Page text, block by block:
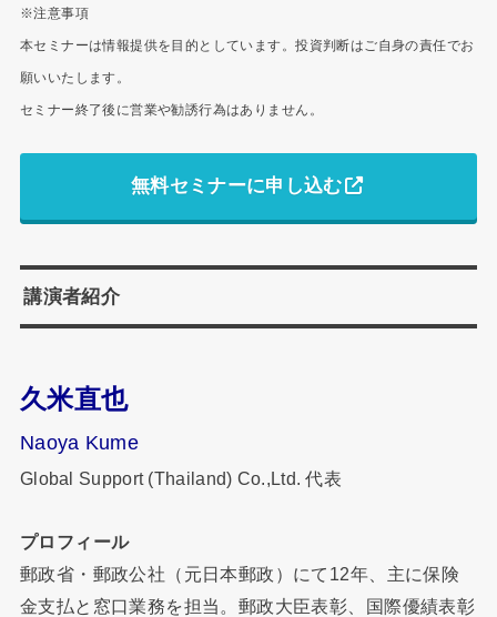
※注意事項
本セミナーは情報提供を目的としています。投資判断はご自身の責任でお
願いいたします。
セミナー終了後に営業や勧誘行為はありません。
無料セミナーに申し込む
講演者紹介
久米直也
Naoya Kume
Global Support (Thailand) Co.,Ltd. 代表
プロフィール
郵政省・郵政公社（元日本郵政）にて12年、 主に保険
金支払と窓口業務を担当。郵政大臣表彰、 国際優績表彰